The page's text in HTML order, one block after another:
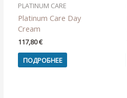
PLATINUM CARE
Platinum Care Day
Cream
117,80€
ПОДРОБНЕЕ